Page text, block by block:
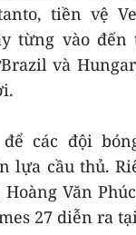
tiền vệ
từng vào đến
và
các đội
lựa cầu thủ.
Văn
27 diễn ra